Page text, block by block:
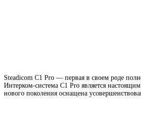
Steadicom C1 Pro — первая в своем роде
Интерком-система C1 Pro является
нового поколения оснащена